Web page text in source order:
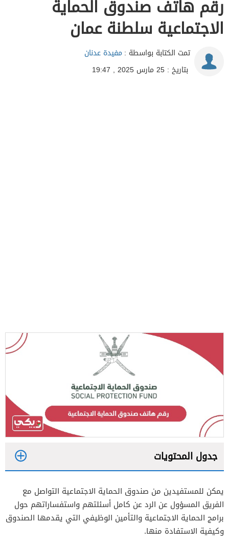
رقم هاتف صندوق الحماية
الاجتماعية سلطنة عمان
تمت الكتابة بواسطة : مفيدة عدنان
بتاريخ : 25 مارس 2025 , 19:47
جدول المحتويات
2
يمكن للمستفيدين من صندوق الحماية الاجتماعية التواصل مع
الفريق المسؤول عن الرد عن كامل أسئلتهم واستفساراتهم حول
برامج الحماية الاجتماعية والتأمين الوظيفي التي يقدمها الصندوق
وكيفية الاستفادة منها.